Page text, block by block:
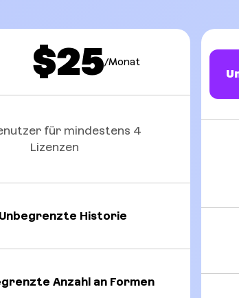
$25/Monat
für mindestens 4
Lizenzen
Unbegrenzte Historie
Anzahl an Formen